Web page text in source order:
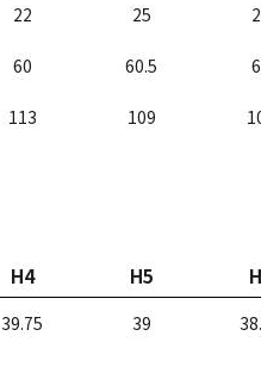
22 25
60 60.5
113 109
H4 H5
39.75 39